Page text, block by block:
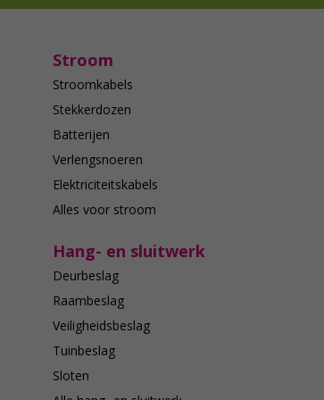
Stroom
Stroomkabels
Stekkerdozen
Batterijen
Verlengsnoeren
Elektriciteitskabels
Alles voor stroom
Hang- en sluitwerk
Deurbeslag
Raambeslag
Veiligheidsbeslag
Tuinbeslag
Sloten